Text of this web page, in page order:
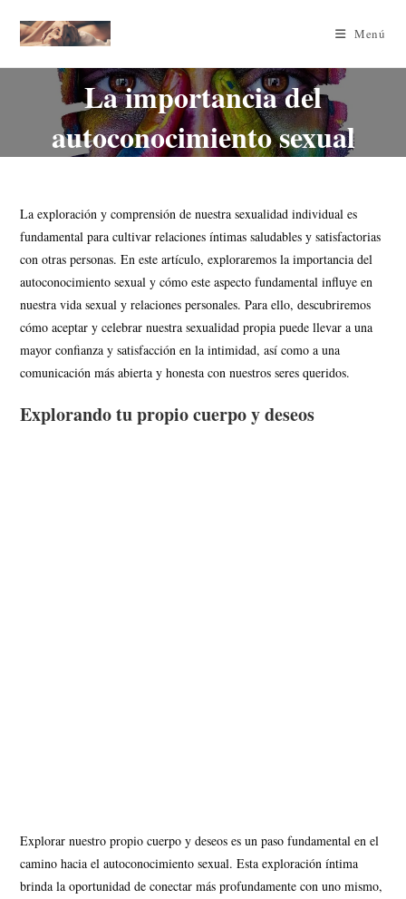
Menú
La importancia del
autoconocimiento sexual
La exploración y comprensión de nuestra sexualidad individual es
fundamental para cultivar relaciones íntimas saludables y satisfactorias
con otras personas. En este artículo, exploraremos la importancia del
autoconocimiento sexual y cómo este aspecto fundamental influye en
nuestra vida sexual y relaciones personales. Para ello, descubriremos
cómo aceptar y celebrar nuestra sexualidad propia puede llevar a una
mayor confianza y satisfacción en la intimidad, así como a una
comunicación más abierta y honesta con nuestros seres queridos.
Explorando tu propio cuerpo y deseos
Explorar nuestro propio cuerpo y deseos es un paso fundamental en el
camino hacia el autoconocimiento sexual. Esta exploración íntima
brinda la oportunidad de conectar más profundamente con uno mismo,